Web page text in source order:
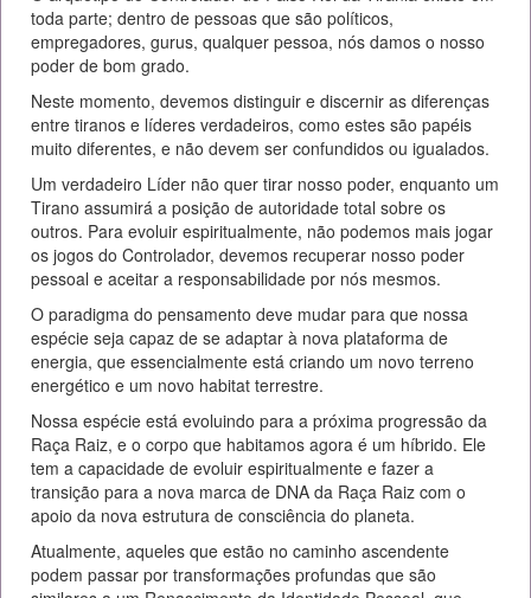
toda parte; dentro de pessoas que são políticos,
empregadores, gurus, qualquer pessoa, nós damos o nosso
poder de bom grado.
Neste momento, devemos distinguir e discernir as diferenças
entre tiranos e líderes verdadeiros, como estes são papéis
muito diferentes, e não devem ser confundidos ou igualados.
Um verdadeiro Líder não quer tirar nosso poder, enquanto um
Tirano assumirá a posição de autoridade total sobre os
outros. Para evoluir espiritualmente, não podemos mais jogar
os jogos do Controlador, devemos recuperar nosso poder
pessoal e aceitar a responsabilidade por nós mesmos.
O paradigma do pensamento deve mudar para que nossa
espécie seja capaz de se adaptar à nova plataforma de
energia, que essencialmente está criando um novo terreno
energético e um novo habitat terrestre.
Nossa espécie está evoluindo para a próxima progressão da
Raça Raiz, e o corpo que habitamos agora é um híbrido. Ele
tem a capacidade de evoluir espiritualmente e fazer a
transição para a nova marca de DNA da Raça Raiz com o
apoio da nova estrutura de consciência do planeta.
Atualmente, aqueles que estão no caminho ascendente
podem passar por transformações profundas que são